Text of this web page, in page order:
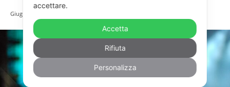
Giugno 27, 2026
accettare.
Accetta
Rifiuta
Personalizza